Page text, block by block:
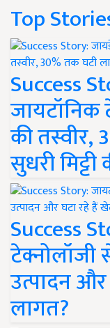
Top
Success
जायटॉनिक
की
सुधरी
Success
उत्पादन
लागत?